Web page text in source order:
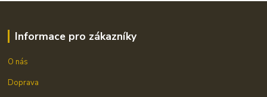
Informace pro zákazníky
O nás
Doprava